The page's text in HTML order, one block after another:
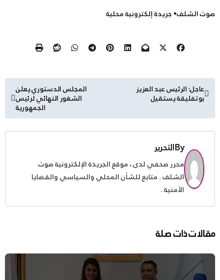
صوت الشلف• جريدة إلكترونية محلية
تصفّح
المقالات
عاجل: الرئيس عبد العزيز
بوتفليقة يستقيل
المجلس الدستوري يعلن
الشغور النهائي لرئيس
الجمهورية
Byالتحرير
محرر صحفي لدى ، موقع الجريدة الإلكترونية صوت
الشلف . متابع للشأن المحلي والسياسي والقضايا
الأمنية .
مقالات ذات صلة